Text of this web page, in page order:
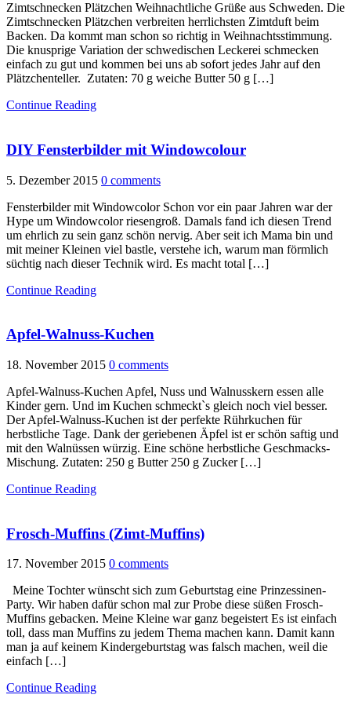
Zimtschnecken Plätzchen Weihnachtliche Grüße aus Schweden. Die
Zimtschnecken Plätzchen verbreiten herrlichsten Zimtduft beim
Backen. Da kommt man schon so richtig in Weihnachtsstimmung.
Die knusprige Variation der schwedischen Leckerei schmecken
einfach zu gut und kommen bei uns ab sofort jedes Jahr auf den
Plätzchenteller. Zutaten: 70 g weiche Butter 50 g […]
Continue Reading
DIY Fensterbilder mit Windowcolour
5. Dezember 2015 0 comments
Fensterbilder mit Windowcolor Schon vor ein paar Jahren war der
Hype um Windowcolor riesengroß. Damals fand ich diesen Trend
um ehrlich zu sein ganz schön nervig. Aber seit ich Mama bin und
mit meiner Kleinen viel bastle, verstehe ich, warum man förmlich
süchtig nach dieser Technik wird. Es macht total […]
Continue Reading
Apfel-Walnuss-Kuchen
18. November 2015 0 comments
Apfel-Walnuss-Kuchen Apfel, Nuss und Walnusskern essen alle
Kinder gern. Und im Kuchen schmeckt`s gleich noch viel besser.
Der Apfel-Walnuss-Kuchen ist der perfekte Rührkuchen für
herbstliche Tage. Dank der geriebenen Äpfel ist er schön saftig und
mit den Walnüssen würzig. Eine schöne herbstliche Geschmacks-
Mischung. Zutaten: 250 g Butter 250 g Zucker […]
Continue Reading
Frosch-Muffins (Zimt-Muffins)
17. November 2015 0 comments
Meine Tochter wünscht sich zum Geburtstag eine Prinzessinen-
Party. Wir haben dafür schon mal zur Probe diese süßen Frosch-
Muffins gebacken. Meine Kleine war ganz begeistert Es ist einfach
toll, dass man Muffins zu jedem Thema machen kann. Damit kann
man ja auf keinem Kindergeburtstag was falsch machen, weil die
einfach […]
Continue Reading